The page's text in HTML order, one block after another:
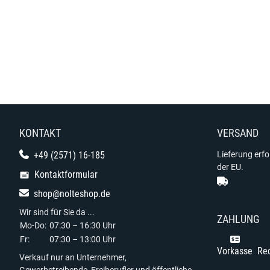
KONTAKT
+49 (2571) 16-185
Kontaktformular
shop@nolteshop.de
Wir sind für Sie da ...
Mo-Do: 07:30 – 16:30 Uhr
Fr:
07:30 – 13:00 Uhr
Verkauf nur an Unternehmer,
VERSAND
Lieferung
der EU.
ZAHLUNG
Vorkasse